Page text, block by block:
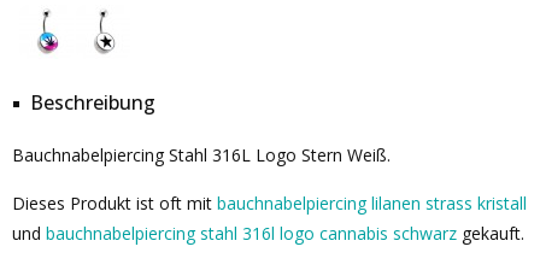
Beschreibung
Bauchnabelpiercing Stahl 316L Logo Stern Weiß.
Dieses Produkt ist oft mit bauchnabelpiercing lilanen strass kristall
und bauchnabelpiercing stahl 316l logo cannabis schwarz gekauft.